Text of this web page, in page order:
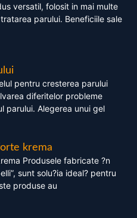
versatil, folosit in mai multe
parului. Beneficiile sale
pentru cresterea parului
diferitelor probleme
parului. Alegerea unui gel
krema
Produsele fabricate ?n
sunt solu?ia ideal? pentru
produse au